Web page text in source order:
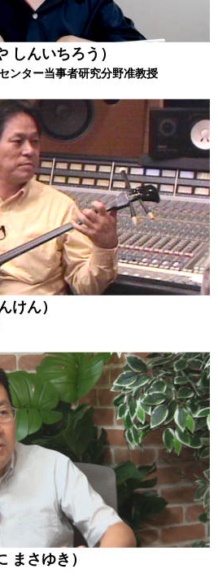
しんいちろう）
ンター当事者研究分野准教授
けん）
まさゆき）